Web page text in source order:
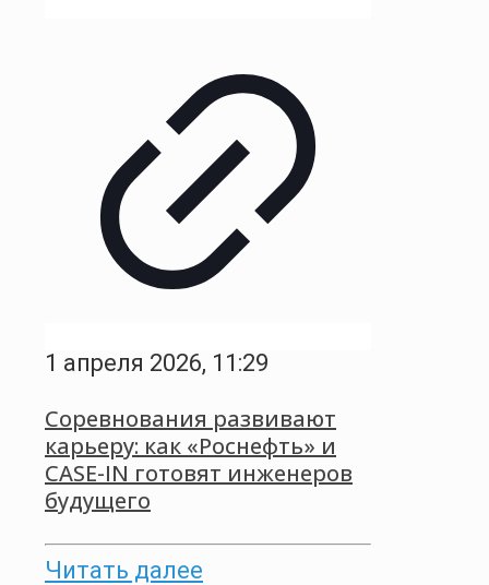
1 апреля 2026, 11:29
Соревнования развивают
карьеру: как «Роснефть» и
CASE-IN готовят инженеров
будущего
Читать далее